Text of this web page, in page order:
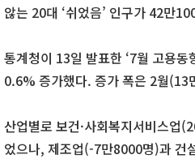
않는 20대 ‘쉬었음’ 인구가 42만
통계청이 13일 발표한 ‘7월 고용
0.6% 증가했다. 증가 폭은 2월(13
산업별로 보건·사회복지서비스업
었으나, 제조업(-7만8000명)과 건